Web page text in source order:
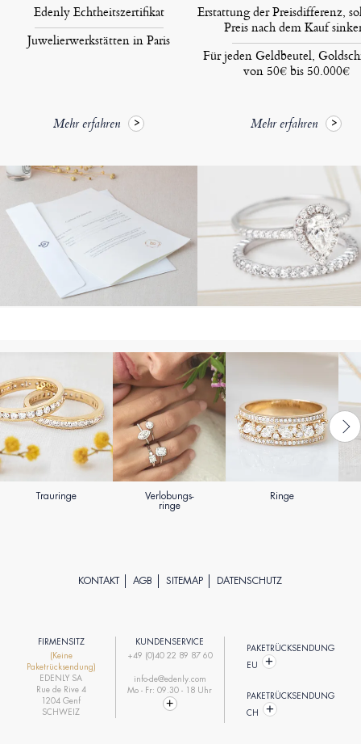
Edenly Echtheitszertifikat
Juwelierwerkstätten in Paris
Mehr erfahren
Erstattung der Preisdifferenz,
Preis nach dem Kauf
Für jeden Geldbeutel,
von 50€ bis 50.000€
Mehr erfahren
Trauringe Verlobungs-
ringe
Ringe
KONTAKT AGB SITEMAP DATENSCHUTZ
FIRMENSITZ
(Keine
Paketrücksendung)
EDENLY SA
Rue de Rive 4
1204 Genf
SCHWEIZ
KUNDENSERVICE
+49 (0)40 22 89 87 60
info-de@edenly.com
Mo - Fr: 09.30 - 18 Uhr
PAKETRÜCKSENDUNG
EU
PAKETRÜCKSENDUNG
CH